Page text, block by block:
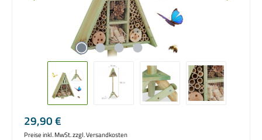
Regulärer Preis:
29,90 €
Preise inkl. MwSt. zzgl. Versandkosten